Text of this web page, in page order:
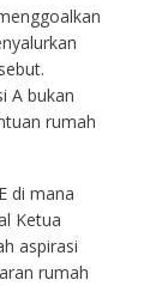
A bukan
rumah
di mana
Ketua
aspirasi
rumah